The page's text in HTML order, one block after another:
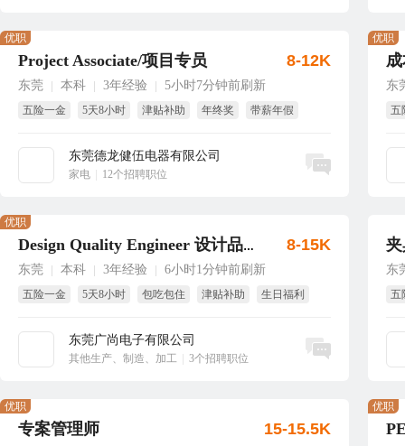
Project Associate/项目专员
东莞 本科 3年经验 5小时7分钟前刷新
五险一金 5天8小时 津贴补助 年终奖
带薪年假
东莞德龙健伍电器有限公司
家电 12个招聘职位
优职
8-12K
立即沟通
东
五
优职
Design Quality Engineer 设计品质工程师
东莞 本科 3年经验 6小时1分钟前刷新
五险一金 5天8小时 包吃包住 津贴补助
生日福利
东莞广尚电子有限公司
其他生产、制造、加工 3个招聘职位
优职
8-15K
立即沟通
东
五
专案管理师
优职
15-15.5K
优职